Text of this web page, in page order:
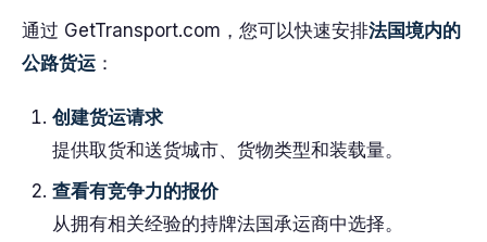
通过 GetTransport.com，您可以快速安排法国境内的
公路货运 ：
创建货运请求
提供取货和送货城市、货物类型和装载量。
查看有竞争力的报价
从拥有相关经验的持牌法国承运商中选择。